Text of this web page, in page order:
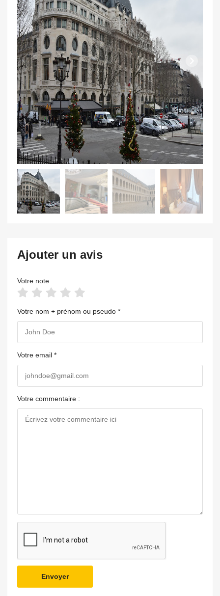
Ajouter un avis
Votre note
Votre nom + prénom ou pseudo *
Votre email *
Votre commentaire :
Envoyer